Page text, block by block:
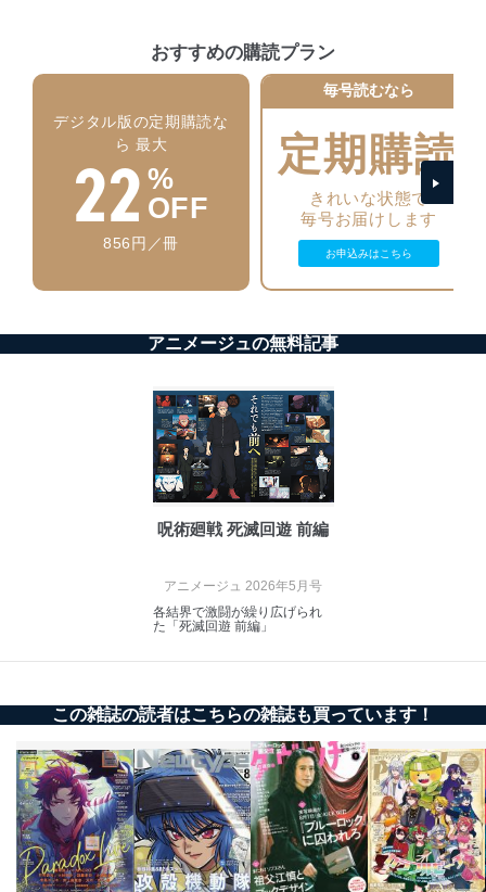
個人情報の安全管理措置
当社は、個人情報の正確性及び安全性を確保するため
に、下記セキュリティ対策をはじめとする安全対策を実
施し、個人情報の漏えい、滅失またはき損の防止及び是
正に努めます。
アクセス制御
個人データを取り扱うことのできる機器及び当該
機器を取り扱う従業者を明確化し、 個人データへ
機器に標準装備されているユーザー制御機能（ユ
ーザーアカウント制御）により、個人情報データ
者を識別・認証しています。
外部からの不正アクセス等の防止
個人データを取り扱う機器等のオペレーティング
システムを最新の状態に保持しています。
個人データを取り扱う機器等にセキュリティ対策
ソフトウェア等を導入し、自動更新 機能等の活用
により、これを最新状態としています。
情報システムの使用に伴う漏洩等の防止
送信する場合に、当該ファイルへのパスワードを
当社は、内部監査及びマネジメントレビューの機会を通
じて、個人情報保護マネジメントシステムを継続的に改
善し、常に最良の状態を維持します。
苦情及び相談受付け窓口
貴殿の個人情報及び当社の個人情報保護マネジメントシ
ステムに関するご相談及び苦情については以下までご連
絡ください。
おすすめの購読プラン
デジタル版の定期購読な
ら 最大
22 %
OFF
856円／冊
毎号読むなら
定期購読
きれいな状態で
毎号お届けします
お申込みはこちら
アニメージュの無料記事
呪術廻戦 死滅回遊 前編
アニメージュ 2026年5月号
各結界で激闘が繰り広げられ
た「死滅回遊 前編」
この雑誌の読者はこちらの雑誌も買っています！